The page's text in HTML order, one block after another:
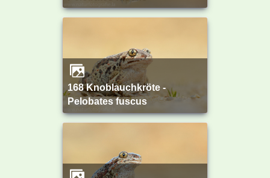
168 Knoblauchkröte -
Pelobates fuscus